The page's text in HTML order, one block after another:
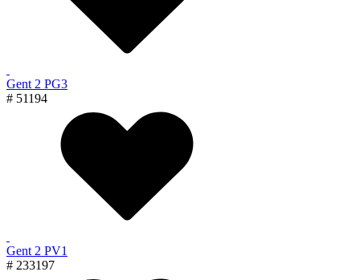
Gent 2 PG3
# 51194
Gent 2 PV1
# 233197